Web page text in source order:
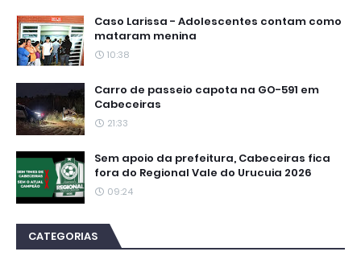
Caso Larissa - Adolescentes contam como
mataram menina
10:38
Carro de passeio capota na GO-591 em
Cabeceiras
21:33
Sem apoio da prefeitura, Cabeceiras fica
fora do Regional Vale do Urucuia 2026
09:24
CATEGORIAS